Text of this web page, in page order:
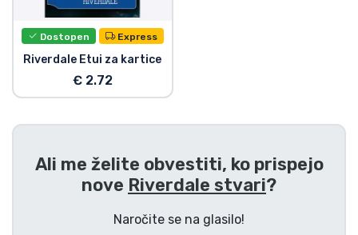
Dostopen Express
Riverdale Etui za kartice
€ 2.72
Ali me želite obvestiti, ko prispejo
nove Riverdale stvari?
Naročite se na glasilo!
Risani izdelki
Anime izdelki
Gamer izdelki
Glasbene izdelki